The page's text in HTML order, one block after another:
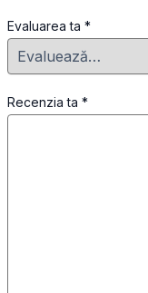
Evaluarea ta *
Recenzia ta *